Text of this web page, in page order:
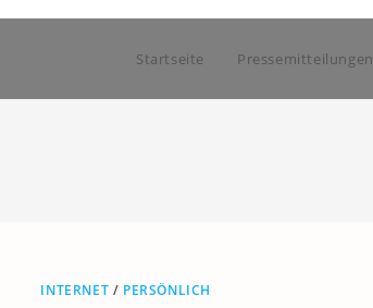
Startseite Pressemitteilungen
INTERNET / PERSÖNLICH